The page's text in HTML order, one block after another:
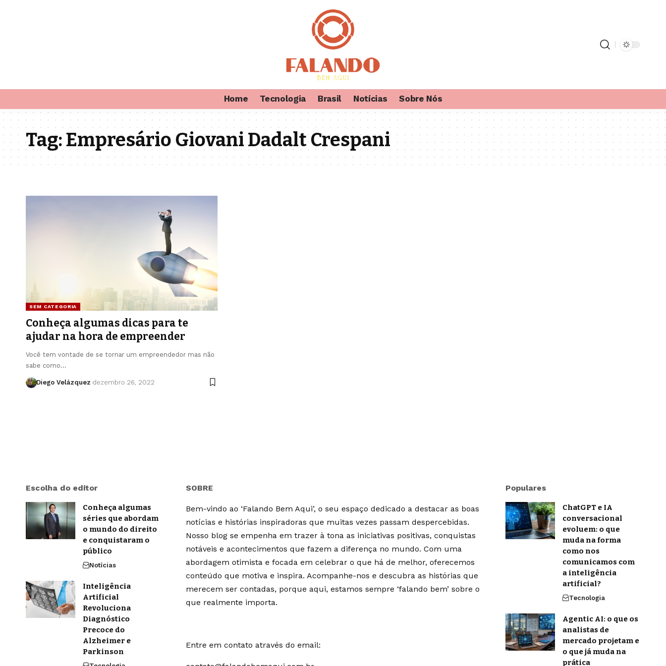
Home Tecnologia Brasil Notícias Sobre Nós
Tag:Empresário Giovani Dadalt Crespani
SEM CATEGORIA
Conheça algumas dicas para te
ajudar na hora de empreender
Você tem vontade de se tornar um empreendedor mas não
sabe como…
Diego Velázquez dezembro 26, 2022
Escolha do editor
Conheça algumas
séries que abordam
o mundo do direito
e conquistaram o
público
Notícias
Inteligência
Artificial
Revoluciona
Diagnóstico
Precoce do
Alzheimer e
Parkinson
SOBRE
Bem-vindo ao ‘Falando Bem Aqui’, o seu espaço dedicado a destacar as boas
notícias e histórias inspiradoras que muitas vezes passam despercebidas.
Nosso blog se empenha em trazer à tona as iniciativas positivas, conquistas
notáveis e acontecimentos que fazem a diferença no mundo. Com uma
abordagem otimista e focada em celebrar o que há de melhor, oferecemos
conteúdo que motiva e inspira. Acompanhe-nos e descubra as histórias que
merecem ser contadas, porque aqui, estamos sempre ‘falando bem’ sobre o
que realmente importa.
Entre em contato através do email:
Populares
ChatGPT e IA
conversacional
evoluem: o que
muda na forma
como nos
comunicamos com
a inteligência
artificial?
Tecnologia
Agentic AI: o que os
analistas de
mercado projetam e
o que já muda na
prática